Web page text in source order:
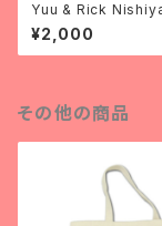
Yuu & Rick
oloring 1 Light
ss English sub
edition
¥2,000
その他の商品